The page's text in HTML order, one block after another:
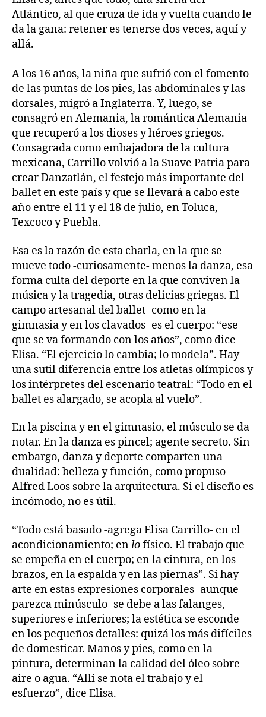
Atlántico, al que cruza de ida y vuelta cuando le
da la gana: retener es tenerse dos veces, aquí y
allá.
A los 16 años, la niña que sufrió con el fomento
de las puntas de los pies, las abdominales y las
dorsales, migró a Inglaterra. Y, luego, se
consagró en Alemania, la romántica Alemania
que recuperó a los dioses y héroes griegos.
Consagrada como embajadora de la cultura
mexicana, Carrillo volvió a la Suave Patria para
crear Danzatlán, el festejo más importante del
ballet en este país y que se llevará a cabo este
año entre el 11 y el 18 de julio, en Toluca,
Texcoco y Puebla.
Esa es la razón de esta charla, en la que se
mueve todo -curiosamente- menos la danza, esa
forma culta del deporte en la que conviven la
música y la tragedia, otras delicias griegas. El
campo artesanal del ballet -como en la
gimnasia y en los clavados- es el cuerpo: “ese
que se va formando con los años”, como dice
Elisa. “El ejercicio lo cambia; lo modela”. Hay
una sutil diferencia entre los atletas olímpicos y
los intérpretes del escenario teatral: “Todo en el
ballet es alargado, se acopla al vuelo”.
En la piscina y en el gimnasio, el músculo se da
notar. En la danza es pincel; agente secreto. Sin
embargo, danza y deporte comparten una
dualidad: belleza y función, como propuso
Alfred Loos sobre la arquitectura. Si el diseño es
incómodo, no es útil.
“Todo está basado -agrega Elisa Carrillo- en el
acondicionamiento; en lofísico. El trabajo que
se empeña en el cuerpo; en la cintura, en los
brazos, en la espalda y en las piernas”. Si hay
arte en estas expresiones corporales -aunque
parezca minúsculo- se debe a las falanges,
superiores e inferiores; la estética se esconde
en los pequeños detalles: quizá los más difíciles
de domesticar. Manos y pies, como en la
pintura, determinan la calidad del óleo sobre
aire o agua. “Allí se nota el trabajo y el
esfuerzo”, dice Elisa.